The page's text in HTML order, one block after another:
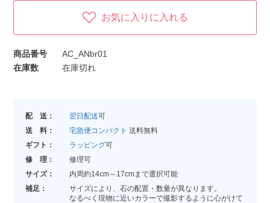
お気に入りに入れる
商品番号
AC_ANbr01
在庫数
在庫切れ
配 送： 翌日配送可
送 料：
宅急便コンパクト 送料無料
ギフト：
ラッピング可
修 理：
修理可
サイズ：
内周約14cm～17cmまで選択可能
補足：
サイズにより、石の配置・数量が異なります。
なるべく現物に近いカラーで撮影するように心がけて